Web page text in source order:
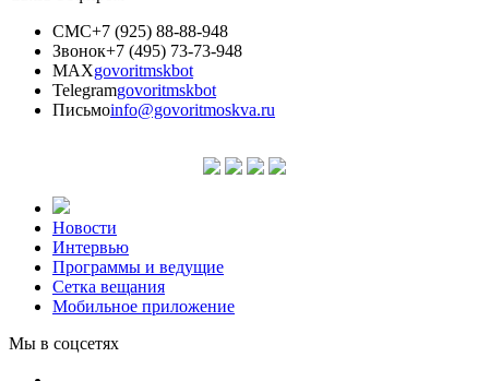
СМС+7 (925) 88-88-948
Звонок+7 (495) 73-73-948
MAXgovoritmskbot
Telegramgovoritmskbot
Письмоinfo@govoritmoskva.ru
Новости
Интервью
Программы и ведущие
Сетка вещания
Мобильное приложение
Мы в соцсетях